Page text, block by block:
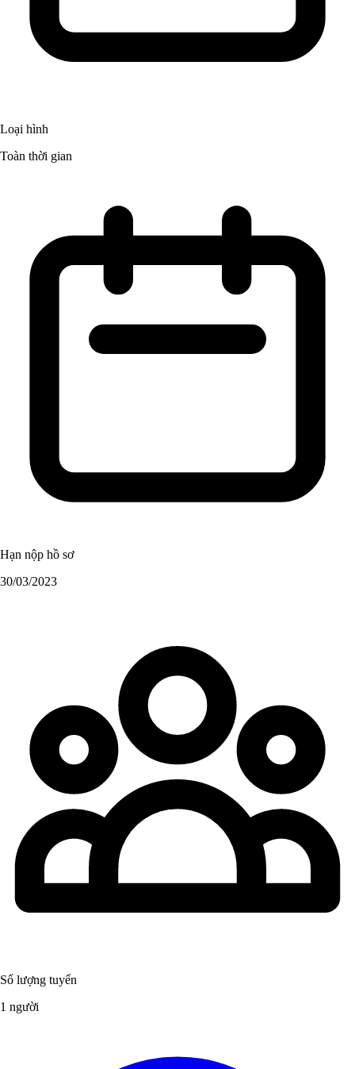
Loại hình
Toàn thời gian
Hạn nộp hồ sơ
30/03/2023
Số lượng tuyển
1 người